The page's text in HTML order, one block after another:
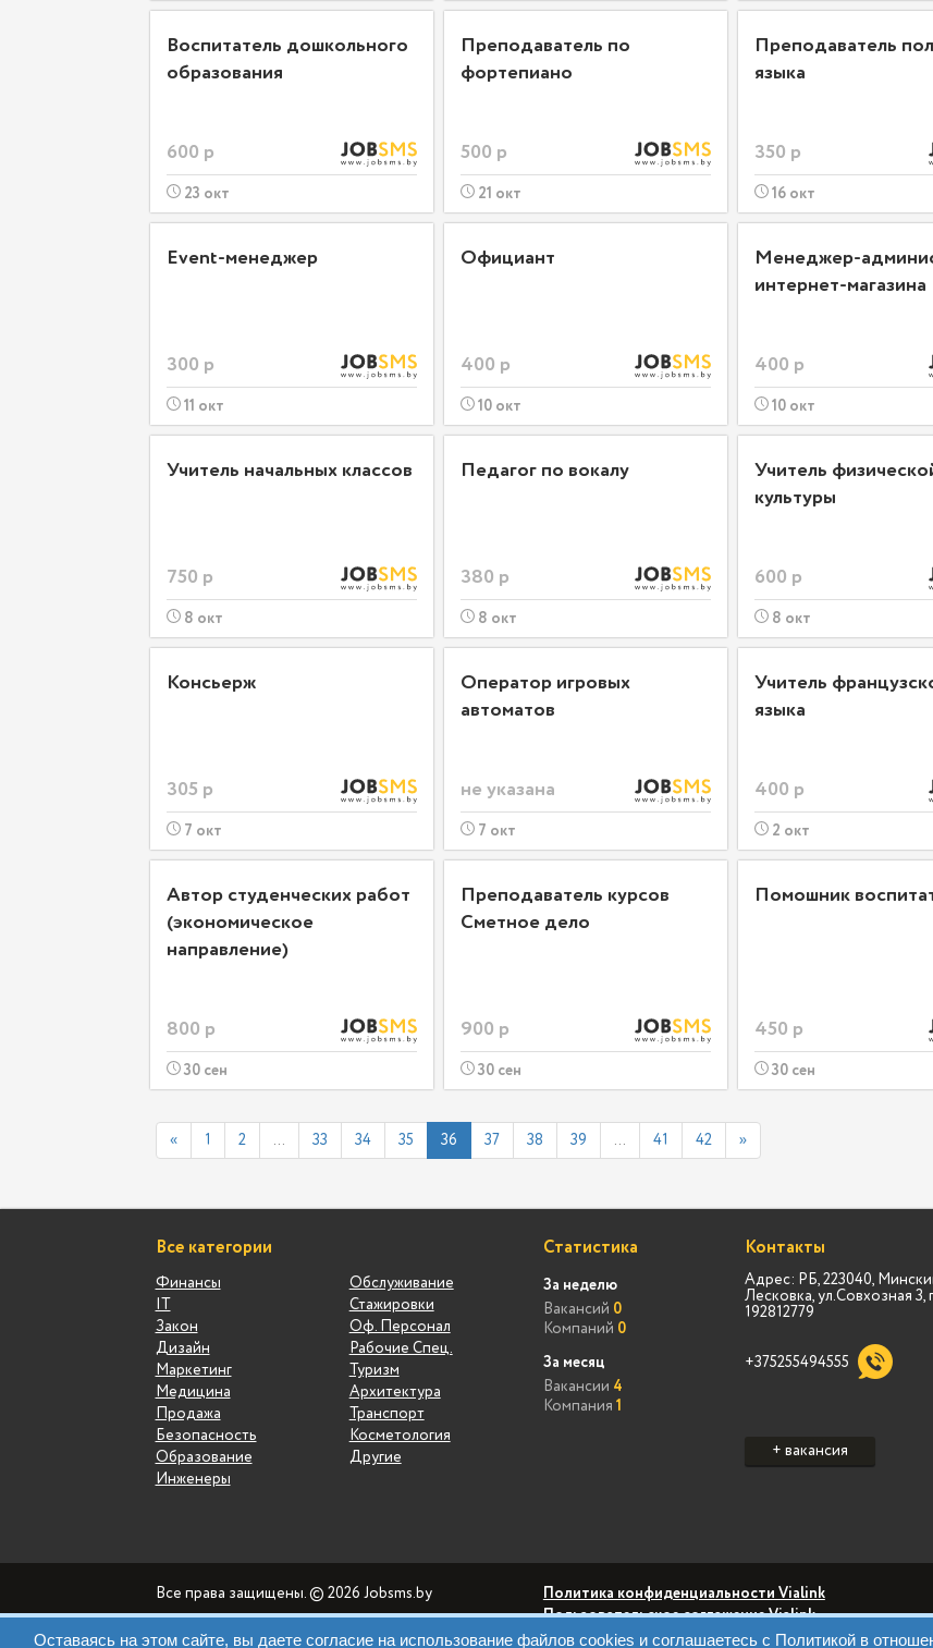
Оставаясь на этом сайте, вы даете согласие на использование файлов cookies и соглашаетесь с Политикой в
Воспитатель дошкольного
образования
600 р
23 окт
Преподаватель по
фортепиано
500 р
21 окт
Преподаватель
языка
350 р
16 окт
Event-менеджер
300 р
11 окт
Официант
400 р
10 окт
Менеджер-
интернет-магазина
400 р
10 окт
Учитель начальных классов
750 р
8 окт
Педагог по вокалу
380 р
8 окт
Учитель
культуры
600 р
8 окт
Консьерж
305 р
7 окт
Оператор игровых
автоматов
не указана
7 окт
Учитель
языка
400 р
2 окт
Автор студенческих работ
(экономическое
направление)
800 р
30 сен
Преподаватель курсов
Сметное дело
900 р
30 сен
Помошник
450 р
30 сен
« 1 2 ... 33 34 35 36 37 38 39 ... 41 42 »
Все категории
Финансы
IT
Закон
Дизайн
Маркетинг
Медицина
Продажа
Безопасность
Образование
Инженеры
Обслуживание
Стажировки
Оф. Персонал
Рабочие Спец.
Туризм
Архитектура
Транспорт
Косметология
Другие
Статистика
За неделю
Вакансий 0
Компаний 0
За месяц
Вакансии 4
Компания 1
Контакты
Адрес: РБ, 223040,
Лесковка, ул.Совхозная
192812779
+375255494555
+ вакансия
Все права защищены. © 2026 Jobsms.by
Политика конфиденциальности Vialink
Пользовательское соглашение Vialink
Политика конфиденциальности Виа Марк